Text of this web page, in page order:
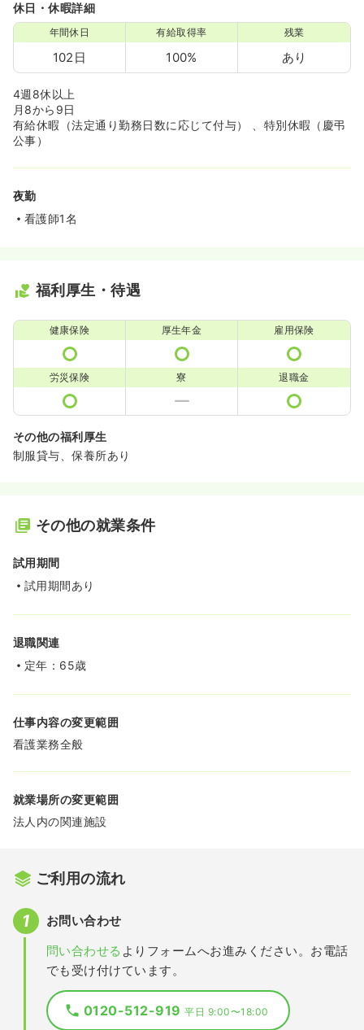
休日・休暇詳細
年間休日
102日
有給取得率
100%
残業
あり
4週8休以上
月8から9日
有給休暇（法定通り勤務日数に応じて付与） 、特別休暇（慶弔
公事）
夜勤
看護師1名
福利厚生・待遇
健康保険 厚生年金 雇用保険
労災保険 寮 退職金
その他の福利厚生
制服貸与、保養所あり
その他の就業条件
試用期間
試用期間あり
退職関連
定年：65歳
仕事内容の変更範囲
看護業務全般
就業場所の変更範囲
法人内の関連施設
ご利用の流れ
お問い合わせ
問い合わせる よりフォームへお進みください。お電話
でも受け付けています。
0120-512-919平日 9:00〜18:00